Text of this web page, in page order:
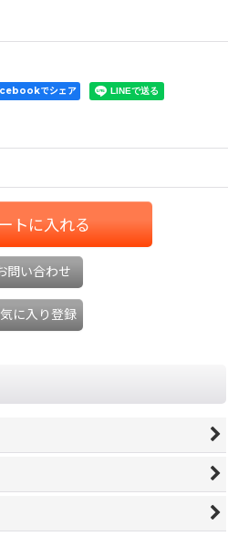
でシェア
トに入れる
問い合わせ
に入り登録